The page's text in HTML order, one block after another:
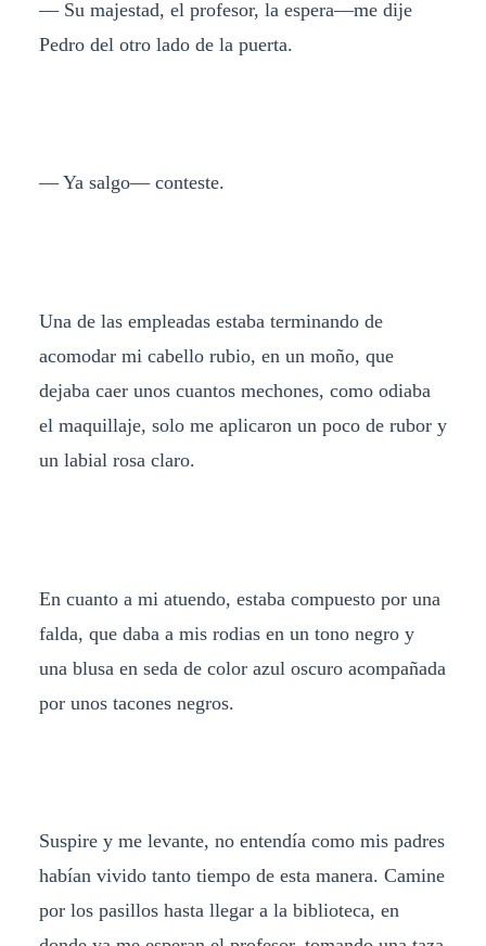
— Su majestad, el profesor, la espera—me dije
Pedro del otro lado de la puerta.
— Ya salgo— conteste.
Una de las empleadas estaba terminando de
acomodar mi cabello rubio, en un moño, que
dejaba caer unos cuantos mechones, como odiaba
el maquillaje, solo me aplicaron un poco de rubor y
un labial rosa claro.
En cuanto a mi atuendo, estaba compuesto por una
falda, que daba a mis rodias en un tono negro y
una blusa en seda de color azul oscuro acompañada
por unos tacones negros.
Suspire y me levante, no entendía como mis padres
habían vivido tanto tiempo de esta manera. Camine
por los pasillos hasta llegar a la biblioteca, en